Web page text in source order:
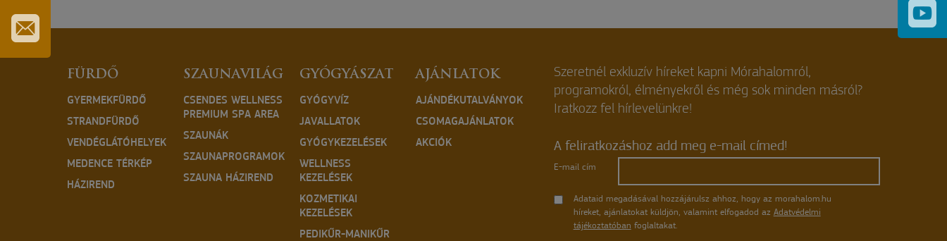
ÉS
TURISZTIKAI
KÁRTYA
HÍRLEVELÜNKRE
FÜRDŐ
GYERMEKFÜRDŐ
STRANDFÜRDŐ
VENDÉGLÁTÓHELYEK
MEDENCE TÉRKÉP
HÁZIREND
SZAUNAVILÁG
CSENDES WELLNESS
PREMIUM SPA AREA
SZAUNÁK
SZAUNAPROGRAMOK
SZAUNA HÁZIREND
GYÓGYÁSZAT
GYÓGYVÍZ
JAVALLATOK
GYÓGYKEZELÉSEK
WELLNESS
KEZELÉSEK
KOZMETIKAI
KEZELÉSEK
PEDIKŰR-MANIKŰR
AJÁNLATOK
AJÁNDÉKUTALVÁNYOK
CSOMAGAJÁNLATOK
AKCIÓK
Szeretnél exkluzív híreket kapni Mórahalomról,
programokról, élményekről és még sok minden másról?
Iratkozz fel hírlevelünkre!
A feliratkozáshoz add meg e-mail címed!
E-mail cím
Adataid megadásával hozzájárulsz ahhoz, hogy az morahalom.hu
híreket, ajánlatokat küldjön, valamint elfogadod az Adatvédelmi
tájékoztatóban foglaltakat.